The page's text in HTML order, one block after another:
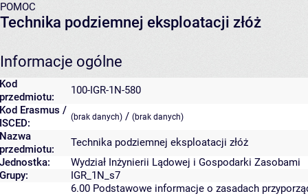
POMOC
Technika podziemnej eksploatacji złóż
Informacje ogólne
Kod
przedmiotu:
100-IGR-1N-580
Kod Erasmus /
ISCED:
(brak danych) / (brak danych)
Nazwa
przedmiotu:
Technika podziemnej eksploatacji złóż
Jednostka:
Wydział Inżynierii Lądowej i Gospodarki Zasobami
Grupy:
IGR_1N_s7
6.00 Podstawowe informacje o zasadach